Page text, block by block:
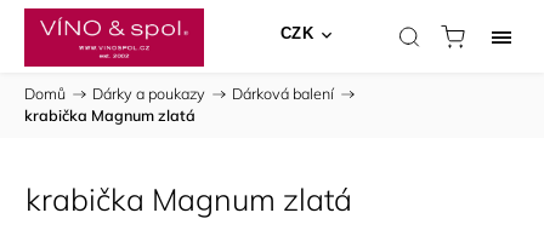
CZK
Domů / Dárky a poukazy / Dárková balení /
krabička Magnum zlatá
krabička Magnum zlatá